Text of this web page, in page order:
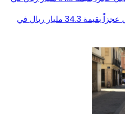
الميزانية السعودية تسجل عجزاً بقيمة 34.3 مليار ريال في